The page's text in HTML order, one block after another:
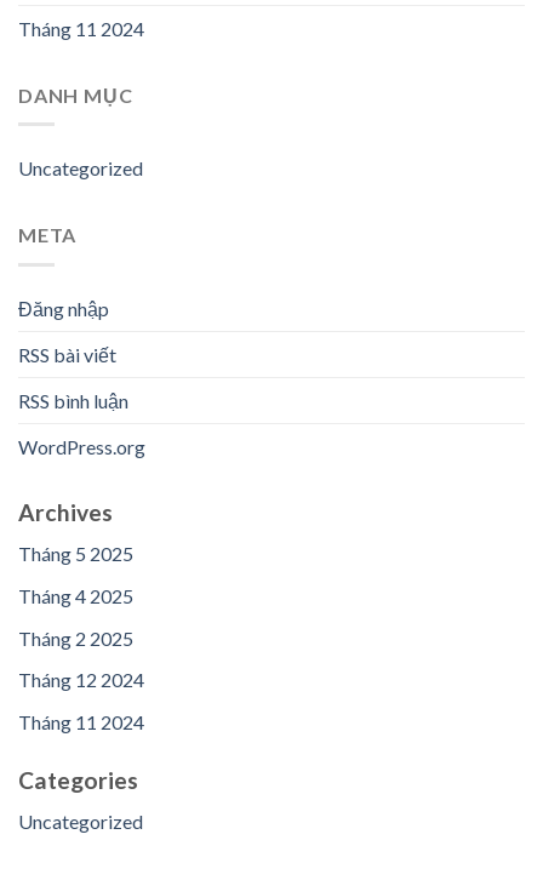
Tháng 11 2024
DANH MỤC
Uncategorized
META
Đăng nhập
RSS bài viết
RSS bình luận
WordPress.org
Archives
Tháng 5 2025
Tháng 4 2025
Tháng 2 2025
Tháng 12 2024
Tháng 11 2024
Categories
Uncategorized